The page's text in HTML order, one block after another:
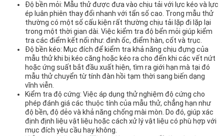
Độ bền mỏi: Mẫu thử được đưa vào chịu tải với lực kéo và lực
ép luân phiên thay đổi nhanh với tẩn số cao. Trong mẫu thử
thường có một số cấu kiện rất thường chịu tải lặp đi lặp lại
trong một thời gian dài. Việc kiểm tra độ bển mỏi giúp kiểm
tra các điểm kết nối như: đinh ốc, điểm hàn, cốt và trục.
Độ bền kéo: Mục đích để kiểm tra khả năng chịu đựng của
mẫu thử khi bị kéo căng hoặc kéo ra cho đến khi các vết nứt
hoặc ứng suất bắt đầu xuất hiện, tìm ra giới hạn mà tại đó
mẫu thử chuyển từ tính đàn hồi tạm thời sang biến dạng
vĩnh viễn.
Kiểm tra độ cứng: Việc áp dụng thử nghiệm độ cứng cho
phép đánh giá các thuộc tính của mẫu thử, chẳng hạn như
độ bền, độ dẻo và khả năng chống mài mòn. Do đó, giúp xác
định định liệu vật liệu hoặc cách xử lý vật liệu có phù hợp với
mục đích yêu cầu hay không.